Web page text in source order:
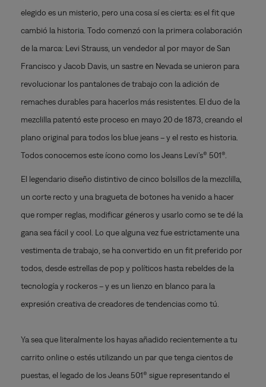
elegido es un misterio, pero una cosa sí es cierta: es el fit que
cambió la historia. Todo comenzó con la primera colaboración
de la marca: Levi Strauss, un vendedor al por mayor de San
Francisco y Jacob Davis, un sastre en Nevada se unieron para
revolucionar los pantalones de trabajo con la adición de
remaches durables para hacerlos más resistentes. El duo de la
mezclilla patentó este proceso en mayo 20 de 1873, creando el
plano original para todos los blue jeans – y el resto es historia.
Todos conocemos este ícono como los Jeans Levi’s® 501®.
El legendario diseño distintivo de cinco bolsillos de la mezclilla,
un corte recto y una bragueta de botones ha venido a hacer
que romper reglas, modificar géneros y usarlo como se te dé la
gana sea fácil y cool. Lo que alguna vez fue estrictamente una
vestimenta de trabajo, se ha convertido en un fit preferido por
todos, desde estrellas de pop y políticos hasta rebeldes de la
tecnología y rockeros – y es un lienzo en blanco para la
expresión creativa de creadores de tendencias como tú.
Ya sea que literalmente los hayas añadido recientemente a tu
carrito online o estés utilizando un par que tenga cientos de
puestas, el legado de los Jeans 501® sigue representando el